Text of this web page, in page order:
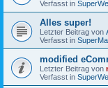
Verfasst in
Alles super!
Letzter Beitrag von
Verfasst in
modified
Letzter Beitrag von
Verfasst in